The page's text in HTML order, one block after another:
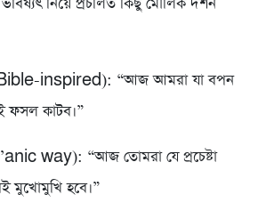
(Bible-inspired): “আজ আমরা যা বপন
ফসল কাটব।”
way): “আজ তোমরা যে প্রচেষ্টা
মুখোমুখি হবে।”